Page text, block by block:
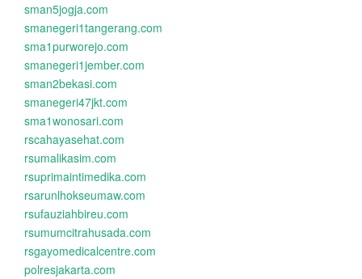
sman5jogja.com
smanegeri1tangerang.com
sma1purworejo.com
smanegeri1jember.com
sman2bekasi.com
smanegeri47jkt.com
sma1wonosari.com
rscahayasehat.com
rsumalikasim.com
rsuprimaintimedika.com
rsarunlhokseumaw.com
rsufauziahbireu.com
rsumumcitrahusada.com
rsgayomedicalcentre.com
polresjakarta.com